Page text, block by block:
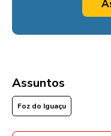
Assuntos
Foz do Iguaçu